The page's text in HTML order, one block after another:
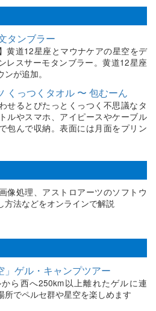
タンブラー
黄道12星座とマウナケアの星空をデ
レスサーモタンブラー。黄道12星座
が追加。
くっつくタオル 〜 包むーん
せるとぴたっとくっつく不思議なタ
ルやスマホ、アイピースやケーブル
包んで収納。表面には月面をプリン
像処理、アストロアーツのソフトウ
方法などをオンラインで解説
」ゲル・キャンプツアー
ら西へ250km以上離れたゲルに連
所でペルセ群や星空を楽しめます